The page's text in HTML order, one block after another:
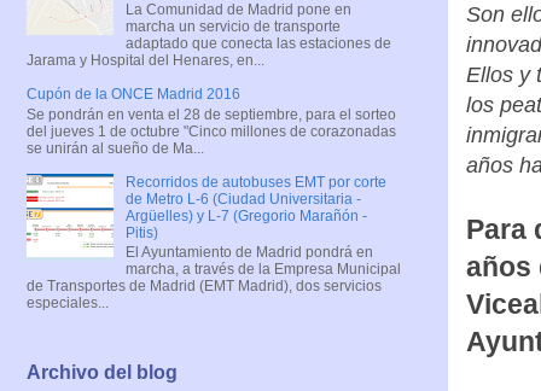
Son
Ellos y
los
años
Para
años
La Comunidad de Madrid pone en
marcha un servicio de transporte
adaptado que conecta las estaciones de
Jarama y Hospital del Henares, en...
Cupón de la ONCE Madrid 2016
Se pondrán en venta el 28 de septiembre, para el sorteo
del jueves 1 de octubre "Cinco millones de corazonadas
se unirán al sueño de Ma...
Recorridos de autobuses EMT por corte
de Metro L-6 (Ciudad Universitaria -
Argüelles) y L-7 (Gregorio Marañón -
Pitis)
El Ayuntamiento de Madrid pondrá en
marcha, a través de la Empresa Municipal
de Transportes de Madrid (EMT Madrid), dos servicios
especiales...
Archivo del blog